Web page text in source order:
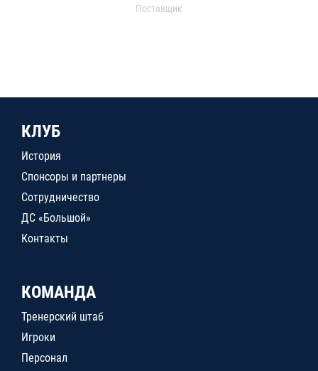
Поставщик
КЛУБ
История
Спонсоры и партнеры
Сотрудничество
ДС «Большой»
Контакты
КОМАНДА
Тренерский штаб
Игроки
Персонал